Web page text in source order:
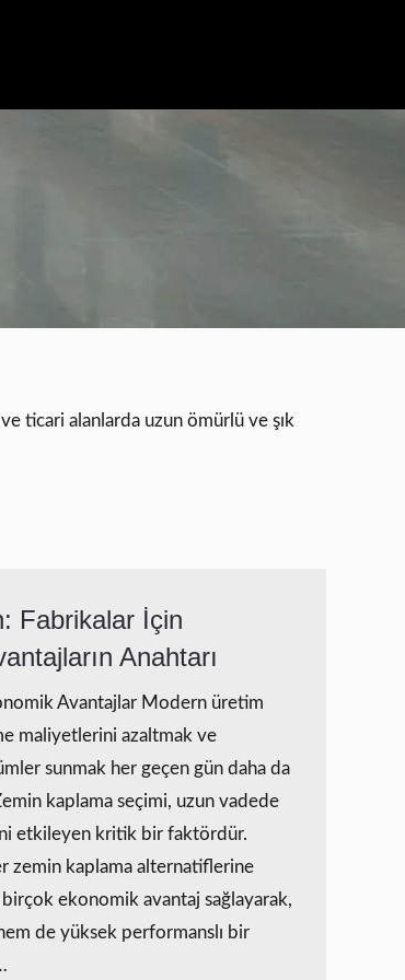
ticari alanlarda uzun ömürlü ve şık
Fabrikalar İçin
Anahtarı
Avantajlar Modern üretim
maliyetlerini azaltmak ve
sunmak her geçen gün daha da
kaplama seçimi, uzun vadede
etkileyen kritik bir faktördür.
zemin kaplama alternatiflerine
birçok ekonomik avantaj sağlayarak,
de yüksek performanslı bir